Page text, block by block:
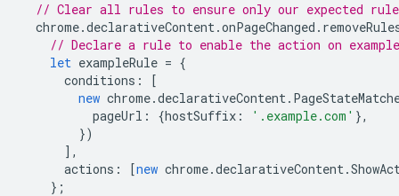
// Clear all rules to ensure only our expected
chrome.declarativeContent.onPageChanged .
// Declare a rule to enable the action on
let exampleRule = {
conditions :
[
new chrome.declarativeContent.
pageUrl : {hostSuffix : '.example.com' },
})
],
actions : [new chrome.declarativeContent.
};